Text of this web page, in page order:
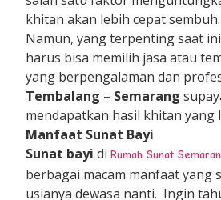
khitan akan lebih cepat sembuh.
Namun, yang terpenting saat
harus bisa memilih jasa atau
yang berpengalaman dan
Tembalang – Semarang
mendapatkan hasil khitan yang
Manfaat Sunat Bayi
Sunat bayi diRumah Sunat
berbagai macam manfaat yang
usianya dewasa nanti. Ingin